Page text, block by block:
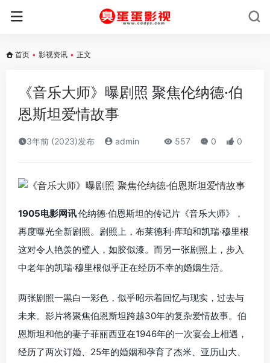
首页 • 影视资讯 • 正文
《音乐大师》曝剧照 聚焦伦纳德·伯
恩斯坦爱情故事
3年前 (2023)发布 admin 557 0 0
1905电影网讯伦纳德·伯恩斯坦的传记片《音乐大师》，
再度曝光全新剧照。剧照上，布莱德利·库珀和凯瑞·穆里根
这对令人艳羡的璧人，如胶似漆。而另一张剧照上，步入
中老年的凯瑞·穆里根似乎正在经历不幸的婚姻生活。
两张剧照一黑白一彩色，似乎昭示着回忆与现实，过去与
未来。影片将聚焦伯恩斯坦跨越30年的复杂爱情故事。伯
恩斯坦和他的妻子菲丽西亚在1946年的一次宴会上相遇，
经历了两次订婚、25年的婚姻和孕育了杰米、亚历山大、